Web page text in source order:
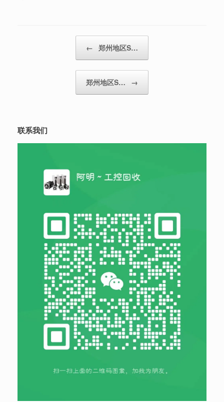
← 郑州地区S…
郑州地区S… →
联系我们